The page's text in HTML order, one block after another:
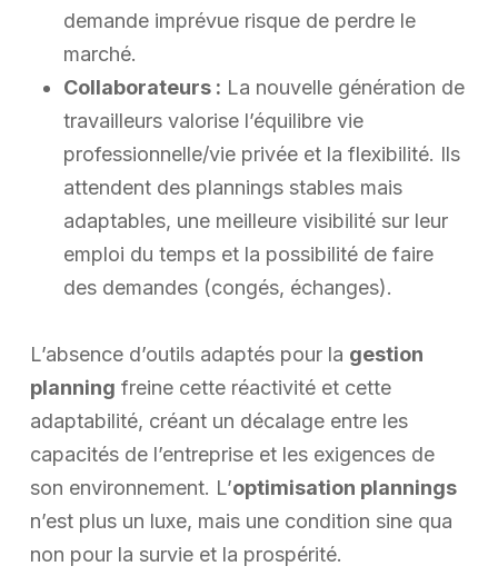
demande imprévue risque de perdre le
marché.
Collaborateurs : La nouvelle génération de
travailleurs valorise l’équilibre vie
professionnelle/vie privée et la flexibilité. Ils
attendent des plannings stables mais
adaptables, une meilleure visibilité sur leur
emploi du temps et la possibilité de faire
des demandes (congés, échanges).
L’absence d’outils adaptés pour la gestion
planning freine cette réactivité et cette
adaptabilité, créant un décalage entre les
capacités de l’entreprise et les exigences de
son environnement. L’optimisation plannings
n’est plus un luxe, mais une condition sine qua
non pour la survie et la prospérité.